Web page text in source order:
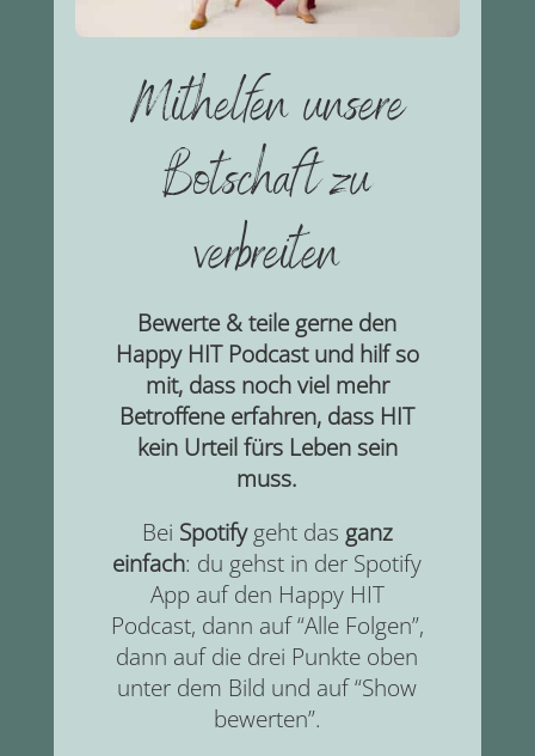
Mithelfen unsere
Botschaft zu
verbreiten
Bewerte & teile gerne den
Happy HIT Podcast und hilf so
mit, dass noch viel mehr
Betroffene erfahren, dass HIT
kein Urteil fürs Leben sein
muss.
Bei Spotifygeht das ganz
einfach: du gehst in der Spotify
App auf den Happy HIT
Podcast, dann auf “Alle Folgen”,
dann auf die drei Punkte oben
unter dem Bild und auf “Show
bewerten”.